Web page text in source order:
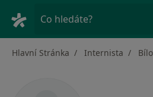
Co hledáte?
Hlavní Stránka Internista